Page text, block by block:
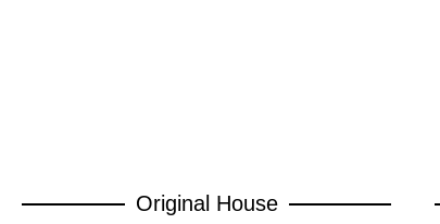
Original House